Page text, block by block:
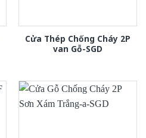
Cửa Thép Chống Cháy 2P
van Gỗ-SGD